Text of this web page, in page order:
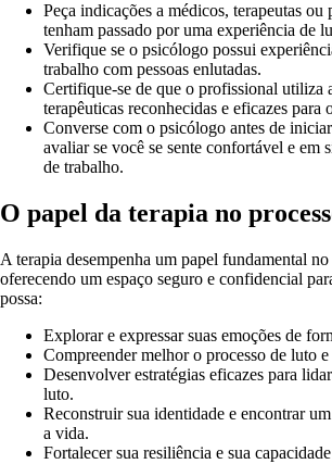
Peça indicações a médicos, terapeutas ou
tenham passado por uma experiência de
Verifique se o psicólogo possui
trabalho com pessoas enlutadas.
Certifique-se de que o profissional utiliza
terapêuticas reconhecidas e eficazes para
Converse com o psicólogo antes de
avaliar se você se sente confortável e em
de trabalho.
O papel da terapia no
A terapia desempenha um papel fundamental
oferecendo um espaço seguro e confidencial
possa:
Explorar e expressar suas emoções de
Compreender melhor o processo de luto e
Desenvolver estratégias eficazes para
luto.
Reconstruir sua identidade e encontrar
a vida.
Fortalecer sua resiliência e sua